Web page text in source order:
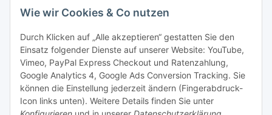
Wie wir Cookies & Co nutzen
Durch Klicken auf „Alle akzeptieren“ gestatten Sie den
Einsatz folgender Dienste auf unserer Website: YouTube,
Vimeo, PayPal Express Checkout und Ratenzahlung,
Google Analytics 4, Google Ads Conversion Tracking. Sie
können die Einstellung jederzeit ändern (Fingerabdruck-
Icon links unten). Weitere Details finden Sie unter
Adresse:
Adolf-Murthum-Straße 23
70771 Leinfelden-Echterdingen
Deutschland
Supportzeiten:
Montag–Freitag, 08:00–17:00 Uhr
Informationen